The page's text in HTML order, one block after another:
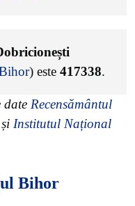
) este 417338.
date Recensământul
și Institutul Național
Bihor